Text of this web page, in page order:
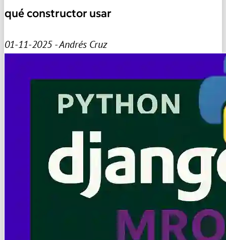
qué constructor usar
01-11-2025 - Andrés Cruz